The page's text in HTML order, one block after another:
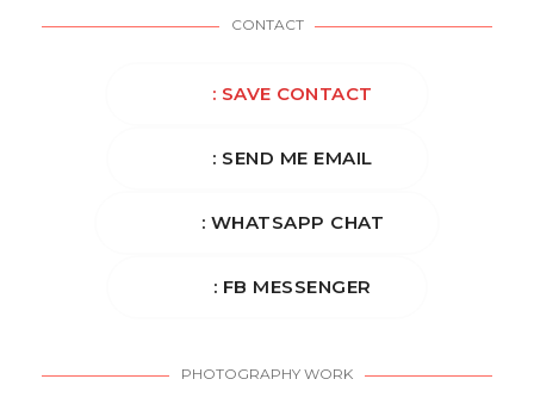
CONTACT
: SAVE CONTACT
: SEND ME EMAIL
: WHATSAPP CHAT
: FB MESSENGER
PHOTOGRAPHY WORK